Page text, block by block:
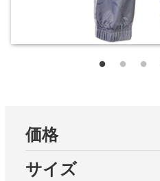
価格
サイズ